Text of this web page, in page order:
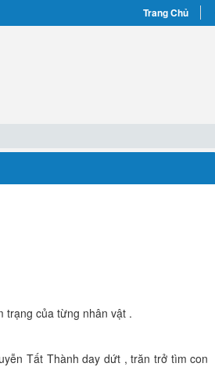
Trang Chủ
trạng của từng nhân vật .
Tất Thành day dứt , trăn trở tìm con